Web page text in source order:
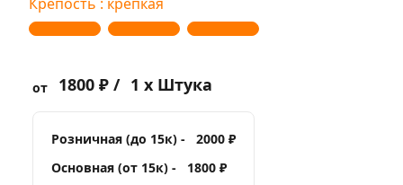
от 1800 ₽ / 1 x Штука
Розничная (до 15к) -
2000 ₽
Основная (от 15к) -
1800 ₽